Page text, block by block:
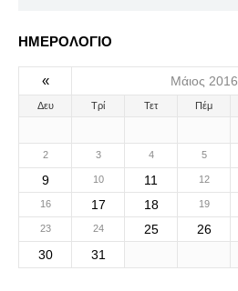
ΗΜΕΡΟΛΟΓΙΟ
« Μάιος 2016
Δευ Τρί Τετ Πέμ
2 3 4 5
9 10 11 12
16 17 18 19
23 24 25 26
30 31